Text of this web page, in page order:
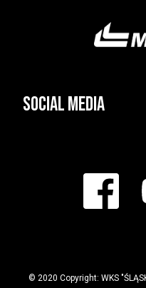
Social media
© 2020 Copyright: WKS